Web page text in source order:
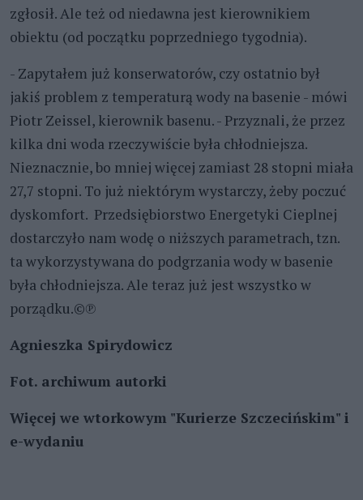
zgłosił. Ale też od niedawna jest kierownikiem
obiektu (od początku poprzedniego tygodnia).
- Zapytałem już konserwatorów, czy ostatnio był
jakiś problem z temperaturą wody na basenie - mówi
Piotr Zeissel, kierownik basenu. - Przyznali, że przez
kilka dni woda rzeczywiście była chłodniejsza.
Nieznacznie, bo mniej więcej zamiast 28 stopni miała
27,7 stopni. To już niektórym wystarczy, żeby poczuć
dyskomfort. Przedsiębiorstwo Energetyki Cieplnej
dostarczyło nam wodę o niższych parametrach, tzn.
ta wykorzystywana do podgrzania wody w basenie
była chłodniejsza. Ale teraz już jest wszystko w
porządku.©℗
Agnieszka Spirydowicz
Fot. archiwum autorki
Więcej we wtorkowym "Kurierze Szczecińskim" i
e-wydaniu